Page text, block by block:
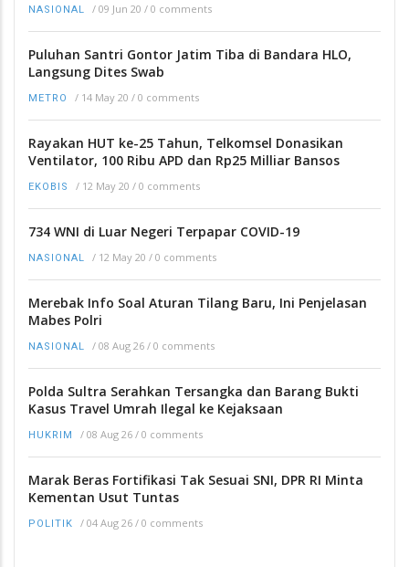
NASIONAL / 09 Jun 20 / 0 comments
Puluhan Santri Gontor Jatim Tiba di Bandara HLO,
Langsung Dites Swab
METRO / 14 May 20 / 0 comments
Rayakan HUT ke-25 Tahun, Telkomsel Donasikan
Ventilator, 100 Ribu APD dan Rp25 Milliar Bansos
EKOBIS / 12 May 20 / 0 comments
734 WNI di Luar Negeri Terpapar COVID-19
NASIONAL / 12 May 20 / 0 comments
Merebak Info Soal Aturan Tilang Baru, Ini Penjelasan
Mabes Polri
NASIONAL / 08 Aug 26 / 0 comments
Polda Sultra Serahkan Tersangka dan Barang Bukti
Kasus Travel Umrah Ilegal ke Kejaksaan
HUKRIM / 08 Aug 26 / 0 comments
Marak Beras Fortifikasi Tak Sesuai SNI, DPR RI Minta
Kementan Usut Tuntas
POLITIK / 04 Aug 26 / 0 comments